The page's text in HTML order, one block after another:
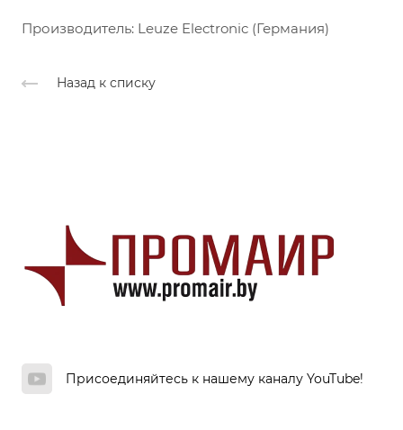
Производитель: Leuze Electronic (Германия)
Назад к списку
Присоединяйтесь к нашему каналу YouTube!